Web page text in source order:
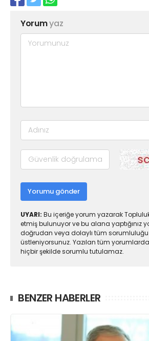
Yorumyaz
Yorumu gönder
UYARI: Bu içeriğe yorum yazarak
etmiş bulunuyor ve bu alana yaptığınız
doğrudan veya dolaylı tüm sorumluluğu
üstleniyorsunuz. Yazılan tüm
hiçbir şekilde sorumlu tutulamaz.
BENZER HABERLER